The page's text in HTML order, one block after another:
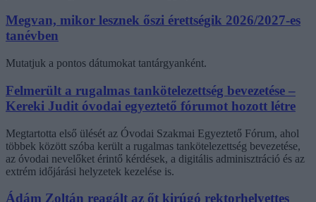
Megvan, mikor lesznek őszi érettségik 2026/2027-es
tanévben
Mutatjuk a pontos dátumokat tantárgyanként.
Felmerült a rugalmas tankötelezettség bevezetése –
Kereki Judit óvodai egyeztető fórumot hozott létre
Megtartotta első ülését az Óvodai Szakmai Egyeztető Fórum, ahol
többek között szóba került a rugalmas tankötelezettség bevezetése,
az óvodai nevelőket érintő kérdések, a digitális adminisztráció és az
extrém időjárási helyzetek kezelése is.
Ádám Zoltán reagált az őt kirúgó rektorhelyettes